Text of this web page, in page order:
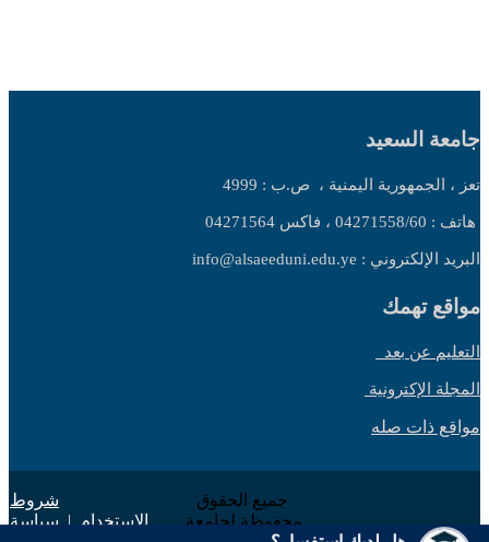
جامعة السعيد
تعز ، الجمهورية اليمنية ، ص.ب : 4999
هاتف : 04271558/60 ، فاكس 04271564
البريد الإلكتروني : info@alsaeeduni.edu.ye
مواقع تهمك
التعليم عن بعد
المجلة الإكترونية
مواقع ذات صله
جميع الحقوق
محفوظة لجامعة
شروط
الاستخدام | سياسة